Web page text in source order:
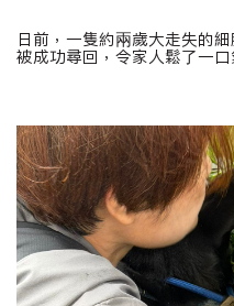
日前，一隻約兩歲大走失的
被成功尋回，令家人鬆了一口